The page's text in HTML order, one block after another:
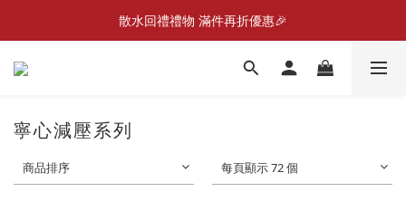
📣首張訂單滿$300即減$20📣
散水回禮禮物 滿件再折優惠🎉
📦折後付款滿$300免運費 （香港、澳門）
寧心減壓系列
商品排序 每頁顯示 72 個